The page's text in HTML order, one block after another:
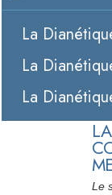
La
La
La
Le